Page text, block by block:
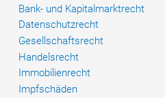
Bank- und Kapitalmarktrecht
Datenschutzrecht
Gesellschaftsrecht
Handelsrecht
Immobilienrecht
Impfschäden